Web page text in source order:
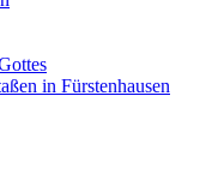
in Fürstenhausen